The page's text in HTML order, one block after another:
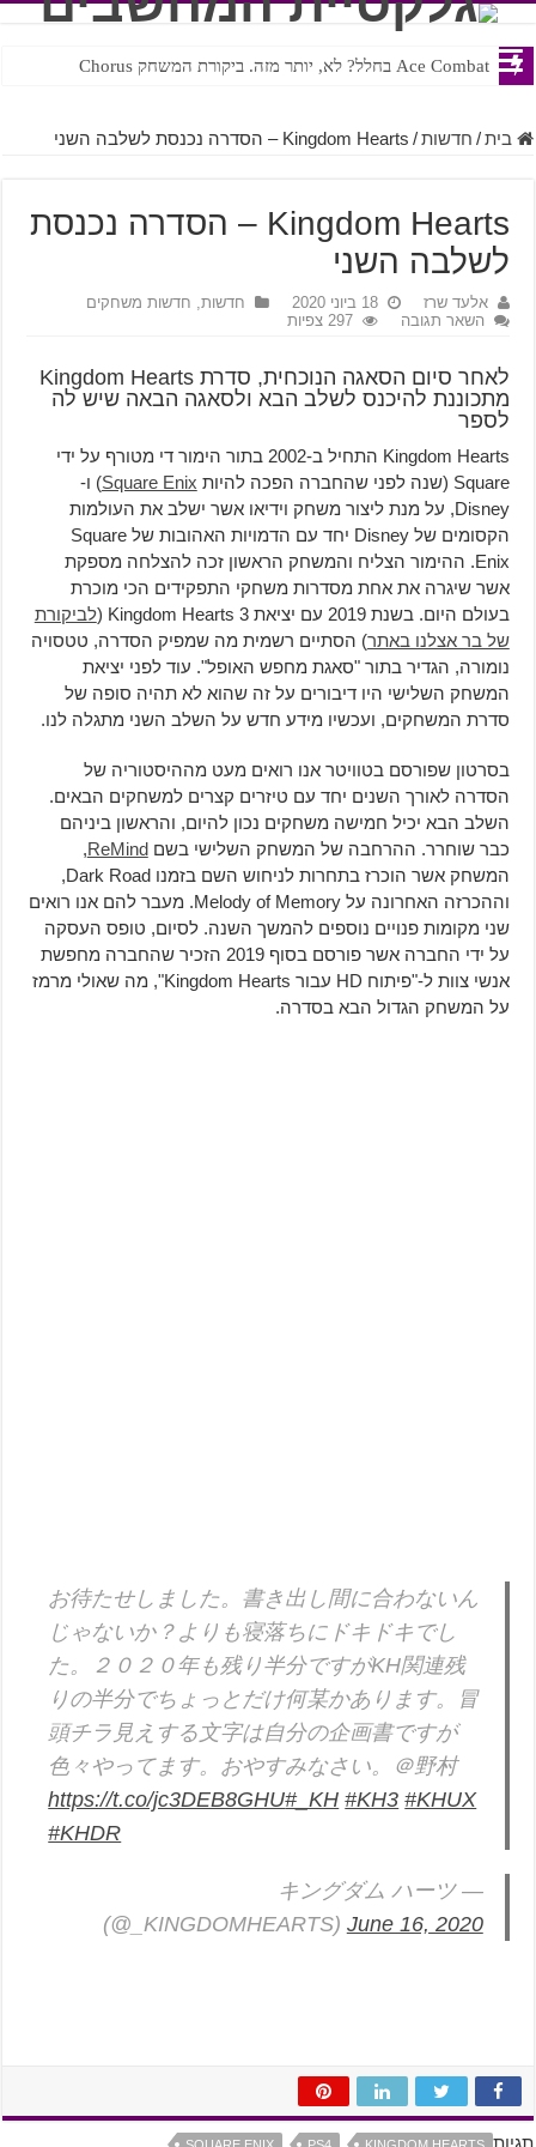
Ace Combat בחלל? לא, יותר מזה. ביקורת המשחק Chorus
Steven Universe והשירים שתורגמו בצורה נוראית לעברית
בית / חדשות / Kingdom Hearts – הסדרה נכנסת לשלבה השני
Kingdom Hearts – הסדרה נכנסת
לשלבה השני
אלעד שרז 18 ביוני 2020 חדשות, חדשות משחקים
השאר תגובה
297 צפיות
לאחר סיום הסאגה הנוכחית, סדרת Kingdom Hearts
מתכוננת להיכנס לשלב הבא ולסאגה הבאה שיש לה
לספר
Kingdom Hearts התחיל ב-2002 בתור הימור די מטורף על ידי
Square (שנה לפני שהחברה הפכה להיות
Square Enix) ו-
Disney, על מנת ליצור משחק וידיאו אשר ישלב את העולמות
הקסומים של Disney יחד עם הדמויות האהובות של Square
Enix. ההימור הצליח והמשחק הראשון זכה להצלחה מספקת
אשר שיגרה את אחת מסדרות משחקי התפקידים הכי מוכרת
בעולם היום. בשנת 2019 עם יציאת Kingdom Hearts 3 (
לביקורת
של בר אצלנו באתר) הסתיים רשמית מה שמפיק הסדרה, טטסויה
נומורה, הגדיר בתור "סאגת מחפש האופל". עוד לפני יציאת
המשחק השלישי היו דיבורים על זה שהוא לא תהיה סופה של
סדרת המשחקים, ועכשיו מידע חדש על השלב השני מתגלה לנו.
בסרטון שפורסם בטוויטר אנו רואים מעט מההיסטוריה של
הסדרה לאורך השנים יחד עם טיזרים קצרים למשחקים הבאים.
השלב הבא יכיל חמישה משחקים נכון להיום, והראשון ביניהם
כבר שוחרר. ההרחבה של המשחק השלישי בשם ReMind
,
המשחק אשר הוכרז בתחרות לניחוש השם בזמנו Dark Road,
וההכרזה האחרונה על Melody of Memory. מעבר להם אנו רואים
שני מקומות פנויים נוספים להמשך השנה. לסיום, טופס העסקה
על ידי החברה אשר פורסם בסוף 2019 הזכיר שהחברה מחפשת
אנשי צוות ל-"פיתוח HD עבור Kingdom Hearts", מה שאולי מרמז
על המשחק הגדול הבא בסדרה.
お待たせしました。書き出し間に合わないん
じゃないか？よりも寝落ちにドキドキでし
た。２０２０年も残り半分ですがKH関連残
りの半分でちょっとだけ何某かあります。冒
頭チラ見えする文字は自分の企画書ですが
色々やってます。おやすみなさい。＠野村
https://t.co/jc3DEB8GHU#_KH #KH3 #KHUX
#KHDR
— キングダム ハーツ
(@_KINGDOMHEARTS)June 16, 2020
תגיות